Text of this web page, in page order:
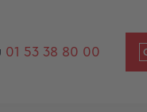
01 53 38 80 00